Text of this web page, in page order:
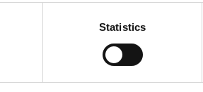
Statistics